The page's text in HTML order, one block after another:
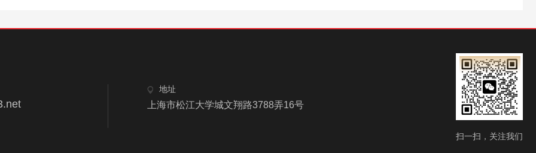
地址
上海市松江大学城文翔路3788弄16号
扫一扫，关注我们